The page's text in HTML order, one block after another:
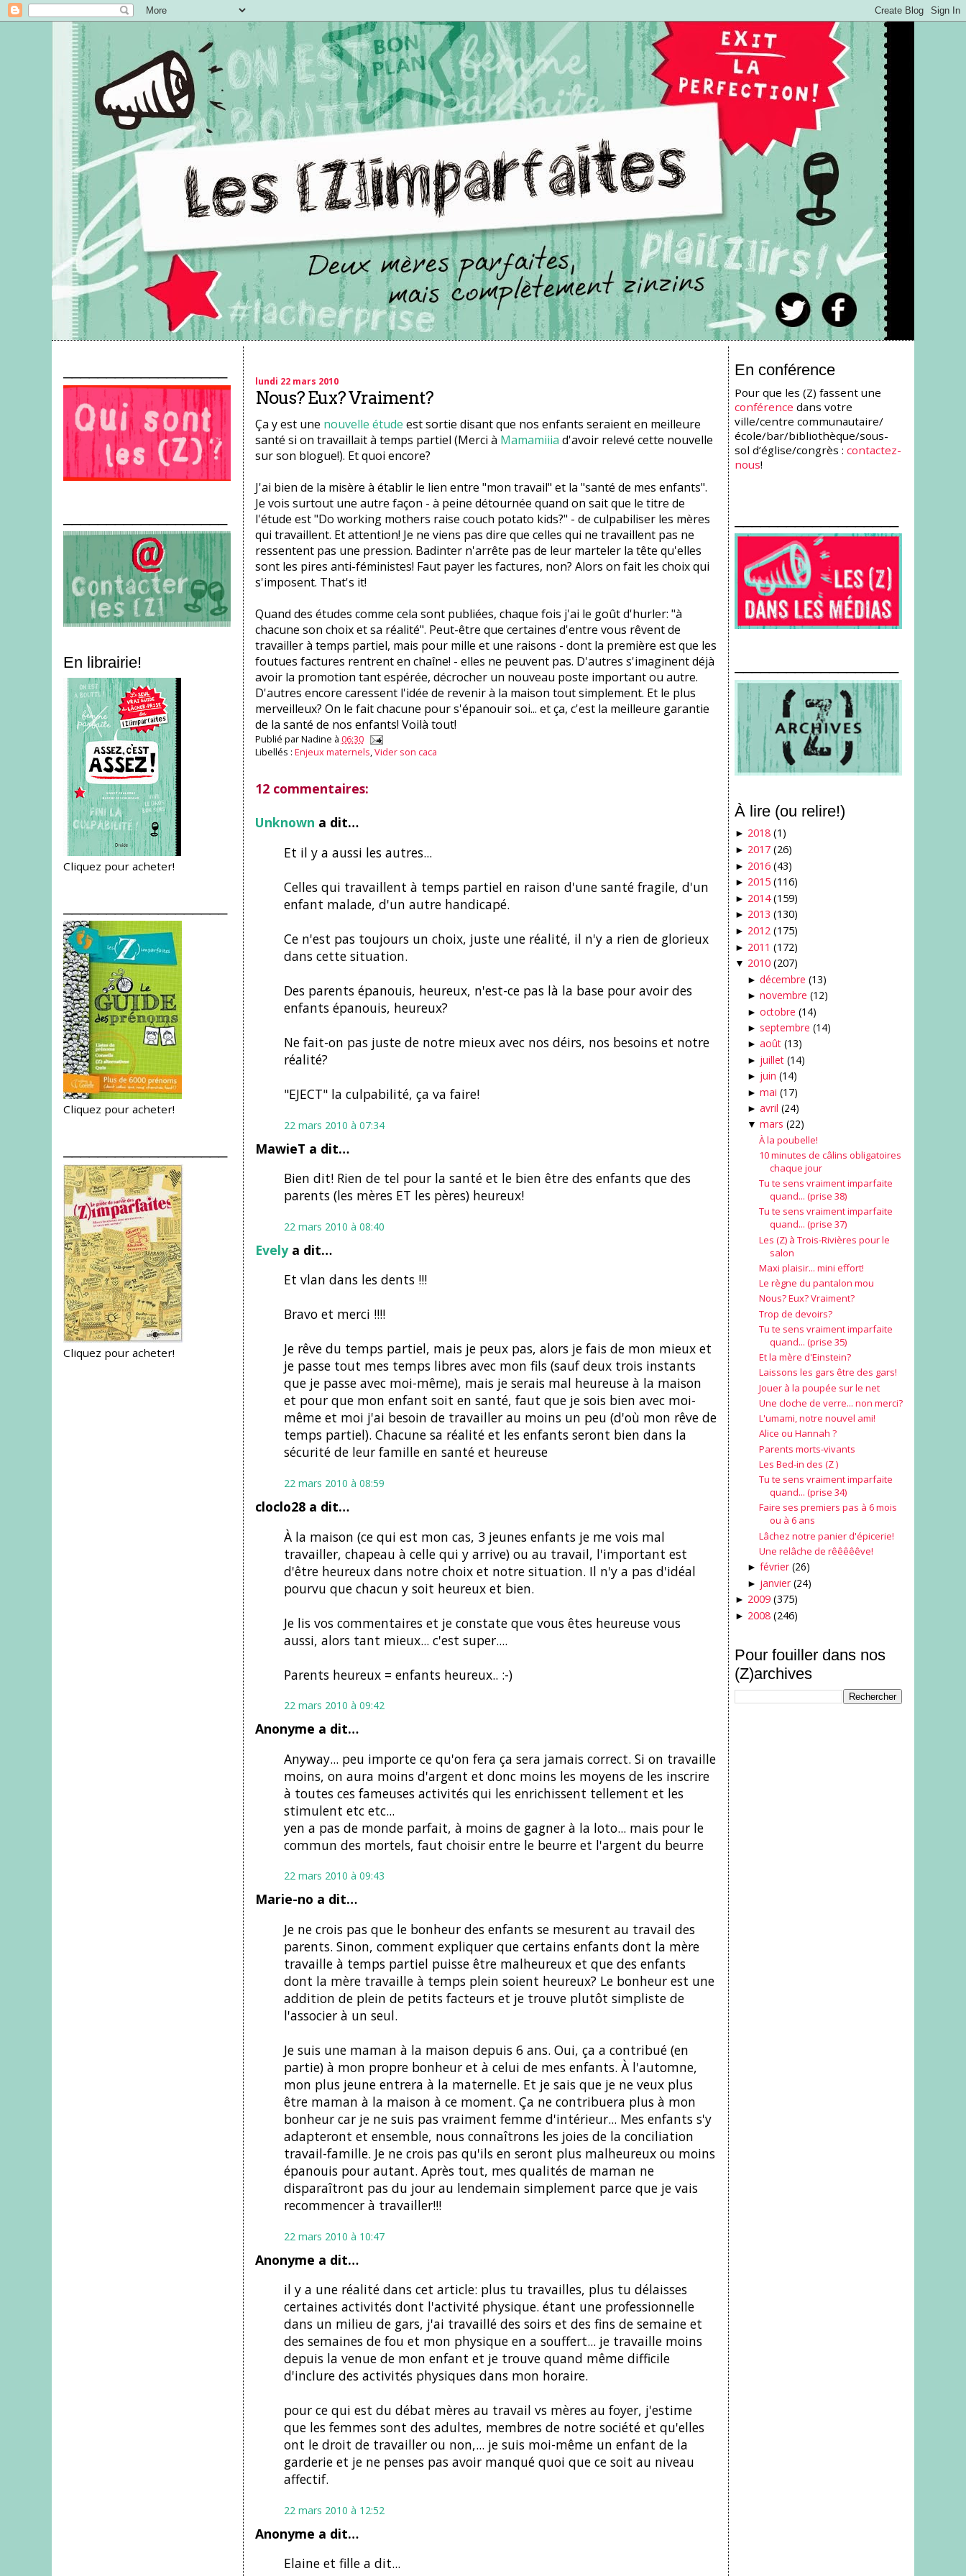
En librairie!
Cliquez pour acheter!
Cliquez pour acheter!
Cliquez pour acheter!
lundi 22 mars 2010
Nous? Eux? Vraiment?
Ça y est une nouvelle étude est sortie disant que nos enfants seraient en meilleure
santé si on travaillait à temps partiel (Merci à Mamamiiia d'avoir relevé cette nouvelle
sur son blogue!). Et quoi encore?
J'ai bien de la misère à établir le lien entre "mon travail" et la "santé de mes enfants".
Je vois surtout une autre façon - à peine détournée quand on sait que le titre de
l'étude est "Do working mothers raise couch potato kids?" - de culpabiliser les mères
qui travaillent. Et attention! Je ne viens pas dire que celles qui ne travaillent pas ne
ressentent pas une pression. Badinter n'arrête pas de leur marteler la tête qu'elles
sont les pires anti-féministes! Faut payer les factures, non? Alors on fait les choix qui
s'imposent. That's it!
Quand des études comme cela sont publiées, chaque fois j'ai le goût d'hurler: "à
chacune son choix et sa réalité". Peut-être que certaines d'entre vous rêvent de
travailler à temps partiel, mais pour mille et une raisons - dont la première est que les
foutues factures rentrent en chaîne! - elles ne peuvent pas. D'autres s'imaginent déjà
avoir la promotion tant espérée, décrocher un nouveau poste important ou autre.
D'autres encore caressent l'idée de revenir à la maison tout simplement. Et le plus
merveilleux? On le fait chacune pour s'épanouir soi... et ça, c'est la meilleure garantie
de la santé de nos enfants! Voilà tout!
Publié parNadine à 06:30
Libellés : Enjeux maternels,Vider son caca
12 commentaires:
Unknown a dit…
Et il y a aussi les autres...
Celles qui travaillent à temps partiel en raison d'une santé fragile, d'un
enfant malade, d'un autre handicapé.
Ce n'est pas toujours un choix, juste une réalité, il n'y a rien de glorieux
dans cette situation.
Des parents épanouis, heureux, n'est-ce pas là la base pour avoir des
enfants épanouis, heureux?
Ne fait-on pas juste de notre mieux avec nos déirs, nos besoins et notre
réalité?
"EJECT" la culpabilité, ça va faire!
22 mars 2010 à 07:34
MawieT a dit…
Bien dit! Rien de tel pour la santé et le bien être des enfants que des
parents (les mères ET les pères) heureux!
22 mars 2010 à 08:40
Evelya dit…
Et vlan dans les dents !!!
Bravo et merci !!!!
Je rêve du temps partiel, mais je peux pas, alors je fais de mon mieux et
je passe tout mes temps libres avec mon fils (sauf deux trois instants
que je passe avec moi-même), mais je serais mal heureuse à la maison
et pour que mon enfant soit en santé, faut que je sois bien avec moi-
même et moi j'ai besoin de travailler au moins un peu (d'où mon rêve de
temps partiel). Chacune sa réalité et les enfants seront bien dans la
sécurité de leur famille en santé et heureuse
22 mars 2010 à 08:59
cloclo28 a dit…
À la maison (ce qui est mon cas, 3 jeunes enfants je me vois mal
travailler, chapeau à celle qui y arrive) ou au travail, l'important est
d'être heureux dans notre choix et notre situation. Il n'y a pas d'idéal
pourvu que chacun y soit heureux et bien.
Je lis vos commentaires et je constate que vous êtes heureuse vous
aussi, alors tant mieux... c'est super....
Parents heureux = enfants heureux.. :-)
22 mars 2010 à 09:42
Anonyme a dit…
Anyway... peu importe ce qu'on fera ça sera jamais correct. Si on travaille
moins, on aura moins d'argent et donc moins les moyens de les inscrire
à toutes ces fameuses activités qui les enrichissent tellement et les
stimulent etc etc...
yen a pas de monde parfait, à moins de gagner à la loto... mais pour le
commun des mortels, faut choisir entre le beurre et l'argent du beurre
22 mars 2010 à 09:43
Marie-no a dit…
Je ne crois pas que le bonheur des enfants se mesurent au travail des
parents. Sinon, comment expliquer que certains enfants dont la mère
travaille à temps partiel puisse être malheureux et que des enfants
dont la mère travaille à temps plein soient heureux? Le bonheur est une
addition de plein de petits facteurs et je trouve plutôt simpliste de
l'associer à un seul.
Je suis une maman à la maison depuis 6 ans. Oui, ça a contribué (en
partie) à mon propre bonheur et à celui de mes enfants. À l'automne,
mon plus jeune entrera à la maternelle. Et je sais que je ne veux plus
être maman à la maison à ce moment. Ça ne contribuera plus à mon
bonheur car je ne suis pas vraiment femme d'intérieur... Mes enfants s'y
adapteront et ensemble, nous connaîtrons les joies de la conciliation
travail-famille. Je ne crois pas qu'ils en seront plus malheureux ou moins
épanouis pour autant. Après tout, mes qualités de maman ne
disparaîtront pas du jour au lendemain simplement parce que je vais
recommencer à travailler!!!
22 mars 2010 à 10:47
Anonyme a dit…
il y a une réalité dans cet article: plus tu travailles, plus tu délaisses
certaines activités dont l'activité physique. étant une professionnelle
dans un milieu de gars, j'ai travaillé des soirs et des fins de semaine et
des semaines de fou et mon physique en a souffert... je travaille moins
depuis la venue de mon enfant et je trouve quand même difficile
d'inclure des activités physiques dans mon horaire.
pour ce qui est du débat mères au travail vs mères au foyer, j'estime
que les femmes sont des adultes, membres de notre société et qu'elles
ont le droit de travailler ou non,... je suis moi-même un enfant de la
garderie et je ne penses pas avoir manqué quoi que ce soit au niveau
affectif.
22 mars 2010 à 12:52
Anonyme a dit…
Elaine et fille a dit...
En conférence
Pour que les (Z) fassent une
conférence dans votre
ville/centre communautaire/
école/bar/bibliothèque/sous-
sol d’église/congrès :contactez-
nous!
À lire (ou relire!)
► 2018 (1)
► 2017 (26)
► 2016 (43)
► 2015 (116)
► 2014 (159)
► 2013 (130)
► 2012 (175)
► 2011 (172)
▼ 2010 (207)
► décembre (13)
► novembre (12)
► octobre (14)
► septembre (14)
► août (13)
► juillet (14)
► juin (14)
► mai (17)
► avril (24)
▼ mars (22)
À la poubelle!
10 minutes de câlins obligatoires
chaque jour
Tu te sens vraiment imparfaite
quand... (prise 38)
Tu te sens vraiment imparfaite
quand... (prise 37)
Les (Z) à Trois-Rivières pour le
salon
Maxi plaisir... mini effort!
Le règne du pantalon mou
Nous? Eux? Vraiment?
Trop de devoirs?
Tu te sens vraiment imparfaite
quand... (prise 35)
Et la mère d'Einstein?
Laissons les gars être des gars!
Jouer à la poupée sur le net
Une cloche de verre... non merci?
L'umami, notre nouvel ami!
Alice ou Hannah ?
Parents morts-vivants
Les Bed-in des (Z )
Tu te sens vraiment imparfaite
quand... (prise 34)
Faire ses premiers pas à 6 mois
ou à 6 ans
Lâchez notre panier d'épicerie!
Une relâche de rêêêêêve!
► février (26)
► janvier (24)
► 2009 (375)
► 2008 (246)
Pour fouiller dans nos
(Z)archives